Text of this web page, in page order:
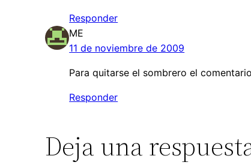
Responder
ME
11 de noviembre de 2009
Para quitarse el sombrero el
Responder
Deja una